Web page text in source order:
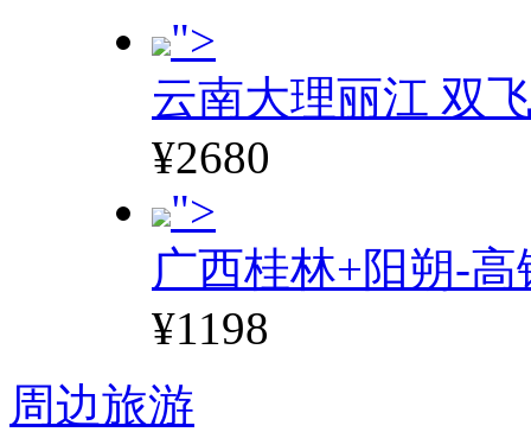
">
云南大理丽江 双
¥2680
">
广西桂林+阳朔-高
¥1198
周边旅游